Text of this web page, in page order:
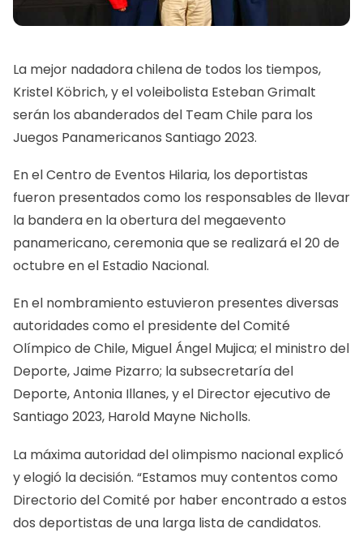
La mejor nadadora chilena de todos los tiempos,
Kristel Köbrich, y el voleibolista Esteban Grimalt
serán los abanderados del Team Chile para los
Juegos Panamericanos Santiago 2023.
En el Centro de Eventos Hilaria, los deportistas
fueron presentados como los responsables de llevar
la bandera en la obertura del megaevento
panamericano, ceremonia que se realizará el 20 de
octubre en el Estadio Nacional.
En el nombramiento estuvieron presentes diversas
autoridades como el presidente del Comité
Olímpico de Chile, Miguel Ángel Mujica; el ministro del
Deporte, Jaime Pizarro; la subsecretaría del
Deporte, Antonia Illanes, y el Director ejecutivo de
Santiago 2023, Harold Mayne Nicholls.
La máxima autoridad del olimpismo nacional explicó
y elogió la decisión. “Estamos muy contentos como
Directorio del Comité por haber encontrado a estos
dos deportistas de una larga lista de candidatos.